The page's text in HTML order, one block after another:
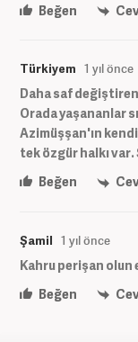
Beğen
Türkiyem 1 yıl önce
Daha saf
Orada yaşananlar
Azimüşşan'ın
tek özgür halkı
Beğen
Şamil 1 yıl önce
Kahru perişan olun
Beğen